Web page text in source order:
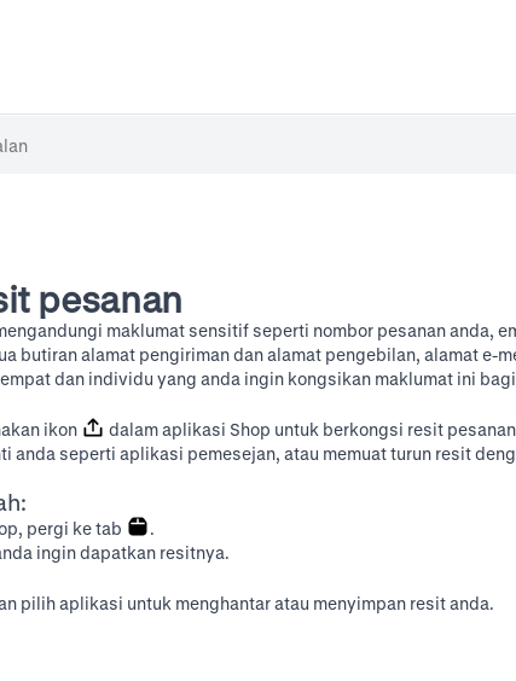
pesanan
maklumat sensitif seperti nombor pesanan anda,
butiran alamat pengiriman dan alamat pengebilan, alamat e-
dan individu yang anda ingin kongsikan maklumat ini
ikon
dalam aplikasi Shop untuk berkongsi resit
anda seperti aplikasi pemesejan, atau memuat turun resit
pergi ke tab
.
ingin dapatkan resitnya.
pilih aplikasi untuk menghantar atau menyimpan resit anda.